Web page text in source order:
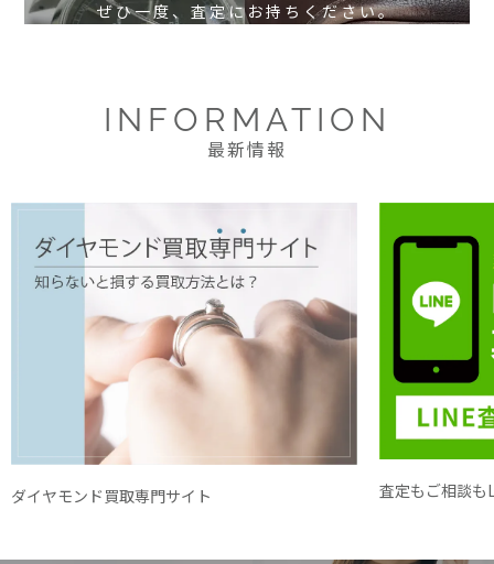
ぜひ一度、査定にお持ちください。
INFORMATION
最新情報
ダイヤモンド買取専門サイト 査定もご相談も